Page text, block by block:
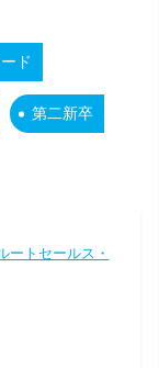
ド
第二新卒
ートセールス・